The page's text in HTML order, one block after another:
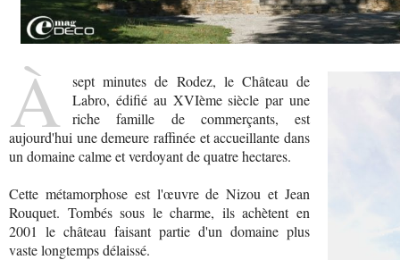
À
sept minutes de Rodez, le Château de
Labro, édifié au XVIème siècle par une
riche famille de commerçants, est
aujourd'hui une demeure raffinée et accueillante dans
un domaine calme et verdoyant de quatre hectares.
Cette métamorphose est l'œuvre de Nizou et Jean
Rouquet. Tombés sous le charme, ils achètent en
2001 le château faisant partie d'un domaine plus
vaste longtemps délaissé.